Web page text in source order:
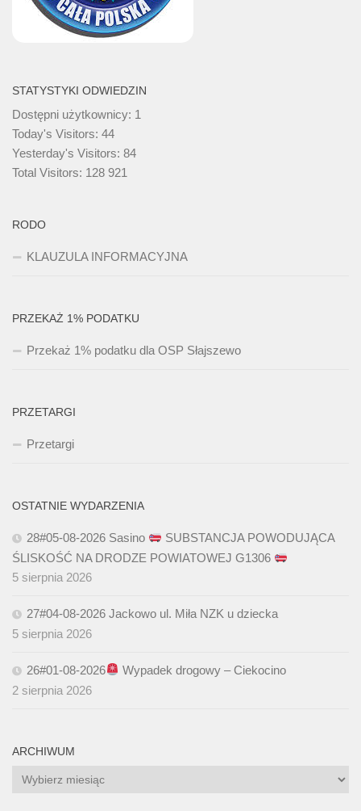
STATYSTYKI ODWIEDZIN
Dostępni użytkownicy: 1
Today's Visitors: 44
Yesterday's Visitors: 84
Total Visitors: 128 921
RODO
KLAUZULA INFORMACYJNA
PRZEKAŻ 1% PODATKU
Przekaż 1% podatku dla OSP Słajszewo
PRZETARGI
Przetargi
OSTATNIE WYDARZENIA
28#05-08-2026 Sasino
SUBSTANCJA POWODUJĄCA
ŚLISKOŚĆ NA DRODZE POWIATOWEJ G1306
5 sierpnia 2026
27#04-08-2026 Jackowo ul. Miła NZK u dziecka
5 sierpnia 2026
26#01-08-2026
Wypadek drogowy – Ciekocino
2 sierpnia 2026
ARCHIWUM
Archiwum